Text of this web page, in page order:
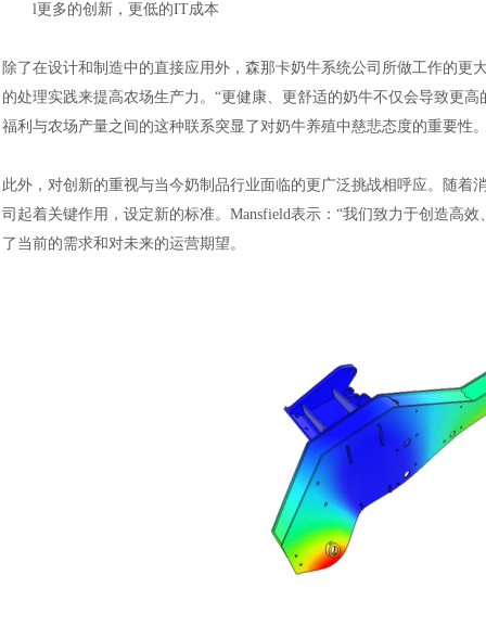
l更多的创新，更低的IT成本
除了在设计和制造中的直接应用外，森那卡奶牛系统公司所做工作的
的处理实践来提高农场生产力。 “更健康、更舒适的奶牛不仅会导致更
福利与农场产量之间的这种联系突显了对奶牛养殖中慈悲态度的重要性
此外，对创新的重视与当今奶制品行业面临的更广泛挑战相呼应。随着
司起着关键作用，设定新的标准。Mansfield表示：“我们致力于创造高
了当前的需求和对未来的运营期望。
风